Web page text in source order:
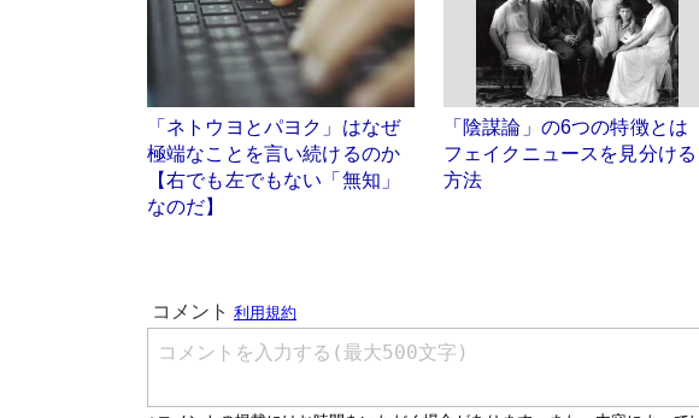
「ネトウヨとパヨク」はなぜ
極端なことを言い続けるのか
【右でも左でもない「無知」
なのだ】
「陰謀論」の6つの特徴とは
フェイクニュースを見分ける
方法